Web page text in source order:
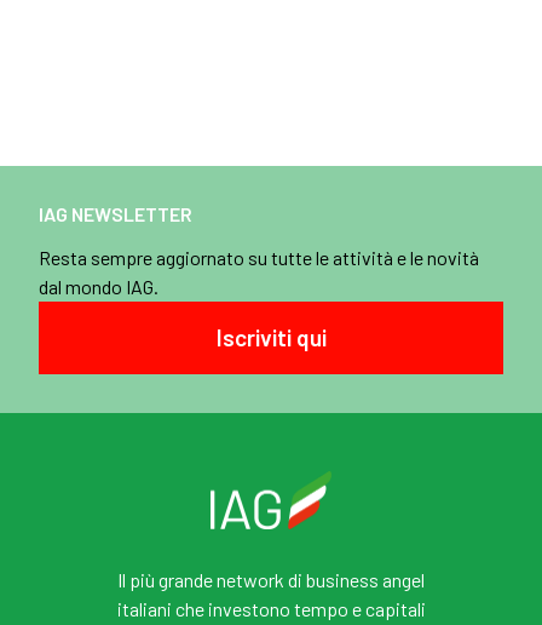
IAG NEWSLETTER
Resta sempre aggiornato su tutte le attività e le novità
dal mondo IAG.
Iscriviti qui
Il più grande network di business angel
italiani che investono tempo e capitali